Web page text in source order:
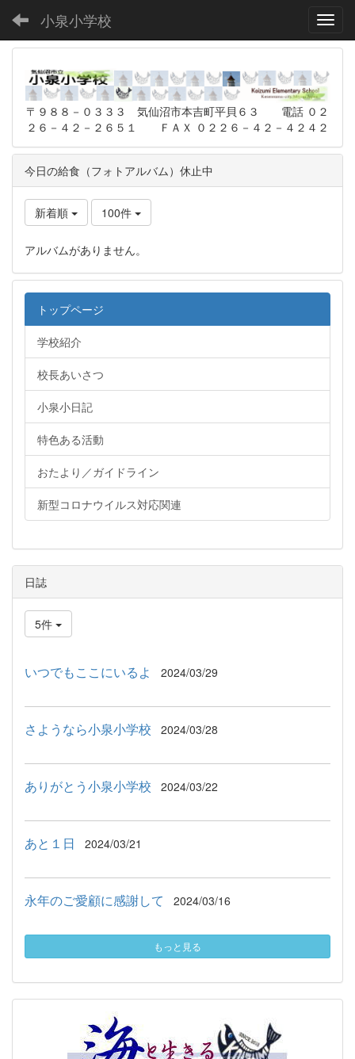
小泉小学校
〒９８８－０３３３ 気仙沼市本吉町平貝６３ 電話 ０２
２６－４２－２６５１ ＦＡＸ ０２２６－４２－４２４２
今日の給食（フォトアルバム）休止中
新着順 100件
アルバムがありません。
トップページ
学校紹介
校長あいさつ
小泉小日記
特色ある活動
おたより／ガイドライン
新型コロナウイルス対応関連
日誌
5件
いつでもここにいるよ 2024/03/29
さようなら小泉小学校 2024/03/28
ありがとう小泉小学校 2024/03/22
あと１日 2024/03/21
永年のご愛顧に感謝して 2024/03/16
もっと見る